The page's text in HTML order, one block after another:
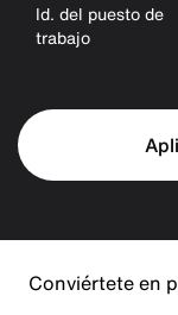
Id. del puesto de
trabajo
Conviértete en